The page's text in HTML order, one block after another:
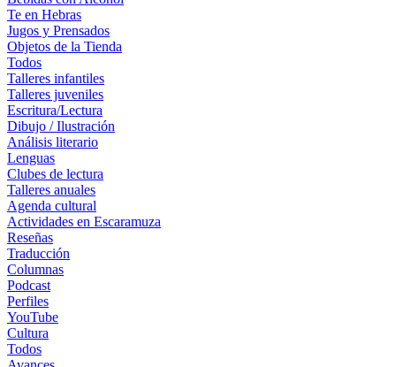
Te en Hebras
Jugos y Prensados
Objetos de la Tienda
Todos
Talleres infantiles
Talleres juveniles
Escritura/Lectura
Dibujo / Ilustración
Análisis literario
Lenguas
Clubes de lectura
Talleres anuales
Agenda cultural
Actividades en Escaramuza
Reseñas
Traducción
Columnas
Podcast
Perfiles
YouTube
Cultura
Todos